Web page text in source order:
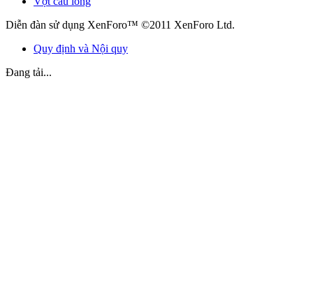
Diễn đàn sử dụng XenForo™ ©2011 XenForo Ltd.
Quy định và Nội quy
Đang tải...